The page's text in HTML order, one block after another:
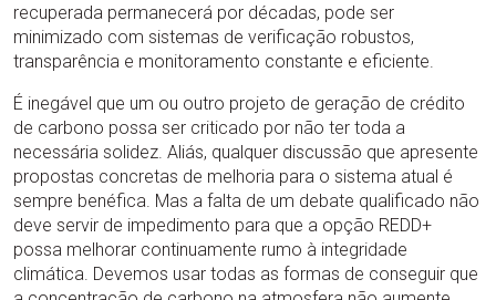
recuperada permanecerá por décadas, pode ser
minimizado com sistemas de verificação robustos,
transparência e monitoramento constante e eficiente.
É inegável que um ou outro projeto de geração de crédito
de carbono possa ser criticado por não ter toda a
necessária solidez. Aliás, qualquer discussão que apresente
propostas concretas de melhoria para o sistema atual é
sempre benéfica. Mas a falta de um debate qualificado não
deve servir de impedimento para que a opção REDD+
possa melhorar continuamente rumo à integridade
climática. Devemos usar todas as formas de conseguir que